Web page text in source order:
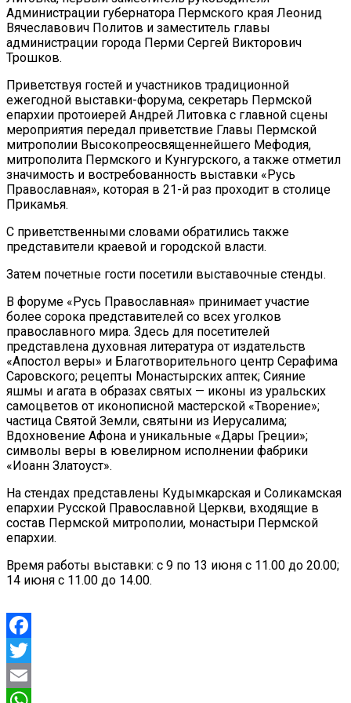
Администрации губернатора Пермского края Леонид
Вячеславович Политов и заместитель главы
администрации города Перми Сергей Викторович
Трошков.
Приветствуя гостей и участников традиционной
ежегодной выставки-форума, секретарь Пермской
епархии протоиерей Андрей Литовка с главной сцены
мероприятия передал приветствие Главы Пермской
митрополии Высокопреосвященнейшего Мефодия,
митрополита Пермского и Кунгурского, а также отметил
значимость и востребованность выставки «Русь
Православная», которая в 21-й раз проходит в столице
Прикамья.
С приветственными словами обратились также
представители краевой и городской власти.
Затем почетные гости посетили выставочные стенды.
В форуме «Русь Православная» принимает участие
более сорока представителей со всех уголков
православного мира. Здесь для посетителей
представлена духовная литература от издательств
«Апостол веры» и Благотворительного центр Серафима
Саровского; рецепты Монастырских аптек; Сияние
яшмы и агата в образах святых — иконы из уральских
самоцветов от иконописной мастерской «Творение»;
частица Святой Земли, святыни из Иерусалима;
Вдохновение Афона и уникальные «Дары Греции»;
символы веры в ювелирном исполнении фабрики
«Иоанн Златоуст».
На стендах представлены Кудымкарская и Соликамская
епархии Русской Православной Церкви, входящие в
состав Пермской митрополии, монастыри Пермской
епархии.
Время работы выставки: с 9 по 13 июня с 11.00 до 20.00;
14 июня с 11.00 до 14.00.
Facebook
Twitter